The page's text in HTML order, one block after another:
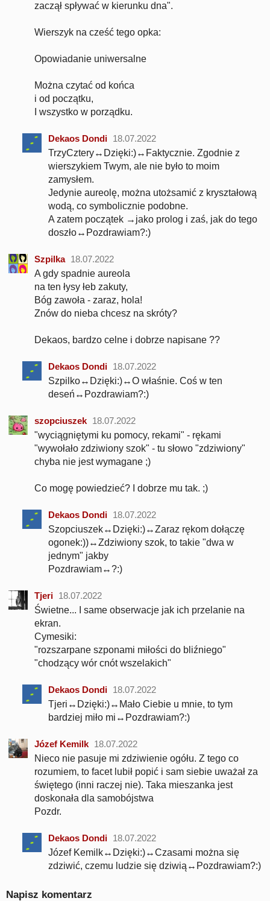
zaczął spływać w kierunku dna".
Wierszyk na cześć tego opka:
Opowiadanie uniwersalne
Można czytać od końca
i od początku,
I wszystko w porządku.
Dekaos Dondi 18.07.2022
TrzyCztery↔Dzięki:)↔Faktycznie. Zgodnie z
wierszykiem Twym, ale nie było to moim
zamysłem.
Jedynie aureolę, można utożsamić z kryształową
wodą, co symbolicznie podobne.
A zatem początek →jako prolog i zaś, jak do tego
doszło↔Pozdrawiam?:)
Szpilka 18.07.2022
A gdy spadnie aureola
na ten łysy łeb zakuty,
Bóg zawoła - zaraz, hola!
Znów do nieba chcesz na skróty?
Dekaos, bardzo celne i dobrze napisane ??
Dekaos Dondi 18.07.2022
Szpilko↔Dzięki:)↔O właśnie. Coś w ten
deseń↔Pozdrawiam?:)
szopciuszek 18.07.2022
"wyciągniętymi ku pomocy, rekami" - rękami
"wywołało zdziwiony szok" - tu słowo "zdziwiony"
chyba nie jest wymagane ;)
Co mogę powiedzieć? I dobrze mu tak. ;)
Dekaos Dondi 18.07.2022
Szopciuszek↔Dzięki:)↔Zaraz rękom dołączę
ogonek:))↔Zdziwiony szok, to takie "dwa w
jednym" jakby
Pozdrawiam↔?:)
Tjeri 18.07.2022
Świetne... I same obserwacje jak ich przelanie na
ekran.
Cymesiki:
"rozszarpane szponami miłości do bliźniego"
"chodzący wór cnót wszelakich"
Dekaos Dondi 18.07.2022
Tjeri↔Dzięki:)↔Mało Ciebie u mnie, to tym
bardziej miło mi↔Pozdrawiam?:)
Józef Kemilk 18.07.2022
Nieco nie pasuje mi zdziwienie ogółu. Z tego co
rozumiem, to facet lubił popić i sam siebie uważał za
świętego (inni raczej nie). Taka mieszanka jest
doskonała dla samobójstwa
Pozdr.
Dekaos Dondi 18.07.2022
Józef Kemilk↔Dzięki:)↔Czasami można się
zdziwić, czemu ludzie się dziwią↔Pozdrawiam?:)
Napisz komentarz